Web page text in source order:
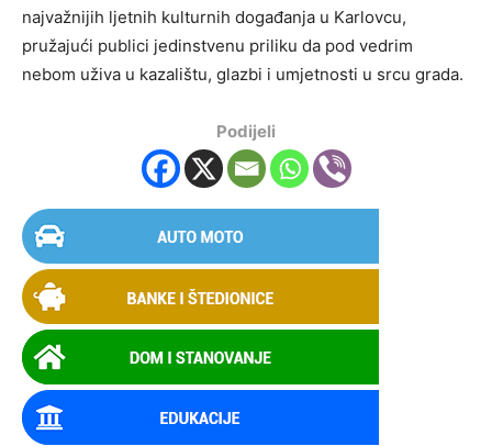
najvažnijih ljetnih kulturnih događanja u Karlovcu,
pružajući publici jedinstvenu priliku da pod vedrim
nebom uživa u kazalištu, glazbi i umjetnosti u srcu grada.
Podijeli